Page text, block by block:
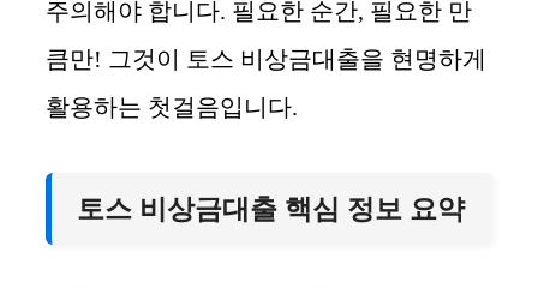
주의해야 합니다. 필요한 순간, 필요한 만
큼만! 그것이 토스 비상금대출을 현명하게
활용하는 첫걸음입니다.
토스 비상금대출 핵심 정보 요약